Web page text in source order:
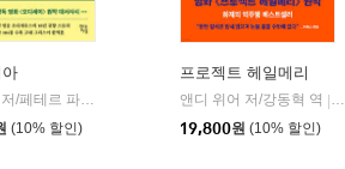
호메로스 저/페테르 파울 루벤스 그림/박문재 역
현대지성
(10% 할인)
프로젝트 헤일메리
앤디 위어 저/강동혁 역
19,800원 (10% 할인)